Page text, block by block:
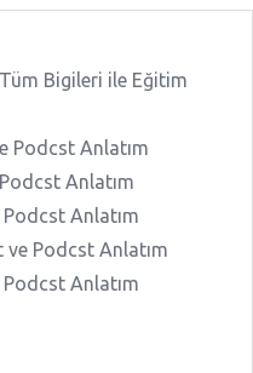
Bigileri ile Eğitim
Podcst Anlatım
Anlatım
Anlatım
ve Podcst Anlatım
Anlatım